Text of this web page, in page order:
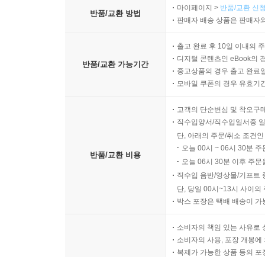
리더십을 유지하기 위한 도움
반품/교환 방법
마이페이지 > 반품/교환 신
판매자 배송 상품은 판매자
반품/교환 가능기간
출고 완료 후 10일 이내의
디지털 콘텐츠인 eBook의
중고상품의 경우 출고 완료
모바일 쿠폰의 경우 유효기
반품/교환 비용
고객의 단순변심 및 착오구
직수입양서/직수입일서중
단, 아래의 주문/취소 조건
오늘 00시 ~ 06시 30분
오늘 06시 30분 이후 주
직수입 음반/영상물/기프트
단, 당일 00시~13시 사이의
박스 포장은 택배 배송이
소비자의 책임 있는 사유로
소비자의 사용, 포장 개봉
복제가 가능한 상품 등의